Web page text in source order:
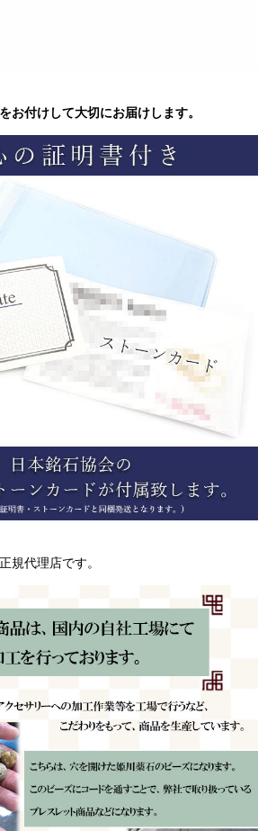
お付けして大切にお届けします。
規代理店です。